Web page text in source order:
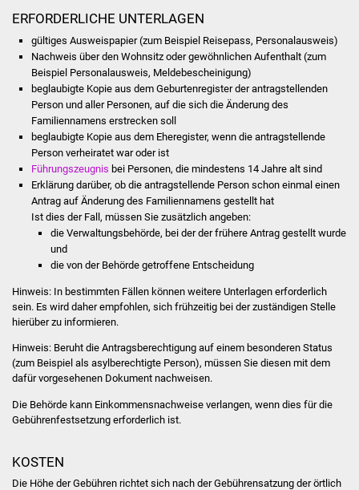
Stadtfest
Ostermarkt
Stadtbücherei
Stadtarchiv
Zehntscheuer
Bürgerhaus
Kulturhalle
Vereine und Parteien
ERFORDERLICHE UNTERLAGEN
gültiges Ausweispapier (zum Beispiel Reisepass, Personalausweis)
Nachweis über den Wohnsitz oder gewöhnlichen Aufenthalt (zum
Beispiel Personalausweis, Meldebescheinigung)
beglaubigte Kopie aus dem Geburtenregister der antragstellenden
Person und aller Personen, auf die sich die Änderung des
Familiennamens erstrecken soll
beglaubigte Kopie aus dem Eheregister, wenn die antragstellende
Person verheiratet war oder ist
Führungszeugnis bei Personen, die mindestens 14 Jahre alt sind
Erklärung darüber, ob die antragstellende Person schon einmal einen
Antrag auf Änderung des Familiennamens gestellt hat
Ist dies der Fall, müssen Sie zusätzlich angeben:
die Verwaltungsbehörde, bei der der frühere Antrag gestellt wurde
und
die von der Behörde getroffene Entscheidung
Hinweis: In bestimmten Fällen können weitere Unterlagen erforderlich
sein. Es wird daher empfohlen, sich frühzeitig bei der zuständigen Stelle
hierüber zu informieren.
Hinweis: Beruht die Antragsberechtigung auf einem besonderen Status
(zum Beispiel als asylberechtigte Person), müssen Sie diesen mit dem
dafür vorgesehenen Dokument nachweisen.
Die Behörde kann Einkommensnachweise verlangen, wenn dies für die
Gebührenfestsetzung erforderlich ist.
KOSTEN
Die Höhe der Gebühren richtet sich nach der Gebührensatzung der örtlich